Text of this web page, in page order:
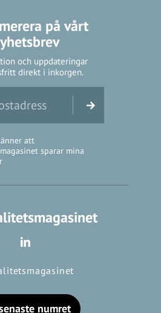
på vårt
och uppdateringar
direkt i inkorgen.
att
sparar mina
numret